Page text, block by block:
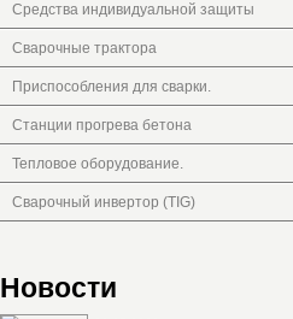
Средства индивидуальной защиты
Сварочные трактора
Приспособления для сварки.
Станции прогрева бетона
Тепловое оборудование.
Сварочный инвертор (TIG)
Новости